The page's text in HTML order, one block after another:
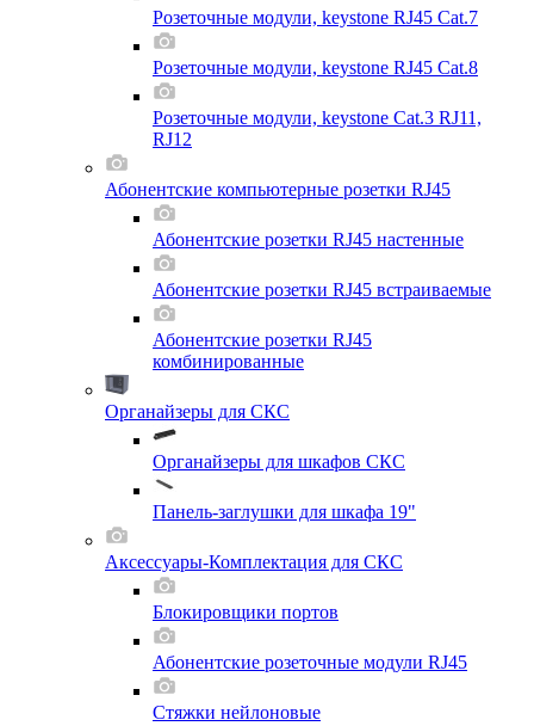
Розеточные модули, keystone RJ45 Cat.7
Розеточные модули, keystone RJ45 Cat.8
Розеточные модули, keystone Cat.3 RJ11,
RJ12
Абонентские компьютерные розетки RJ45
Абонентские розетки RJ45 настенные
Абонентские розетки RJ45 встраиваемые
Абонентские розетки RJ45
комбинированные
Органайзеры для СКС
Органайзеры для шкафов СКС
Панель-заглушки для шкафа 19"
Аксессуары-Комплектация для СКС
Блокировщики портов
Абонентские розеточные модули RJ45
Стяжки нейлоновые